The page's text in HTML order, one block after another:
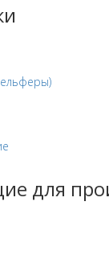
для